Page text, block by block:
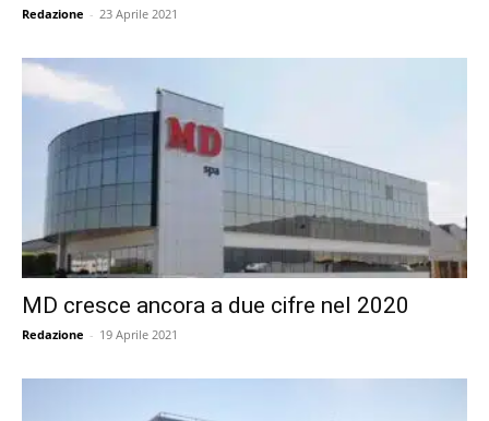
Redazione - 23 Aprile 2021
MD cresce ancora a due cifre nel 2020
Redazione - 19 Aprile 2021